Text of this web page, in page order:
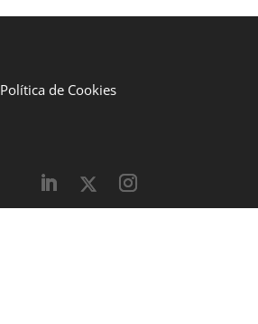
Política de Cookies